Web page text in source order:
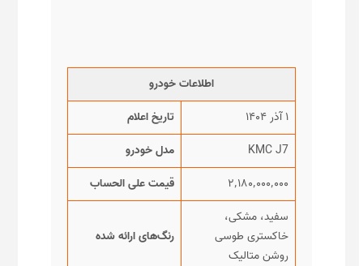
اطلاعات خودرو
۱ آذر ۱۴۰۴
تاریخ اعلام
KMC J7
مدل خودرو
۲٬۱۸۰٬۰۰۰٬۰۰۰
قیمت علی الحساب
سفید، مشکی،
خاکستری طوسی
روشن متالیک
رنگ‌های ارائه شده